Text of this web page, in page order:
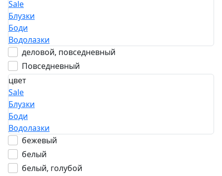
Sale
Блузки
Боди
Водолазки
деловой, повседневный
Повседневный
цвет
Sale
Блузки
Боди
Водолазки
бежевый
белый
белый, голубой